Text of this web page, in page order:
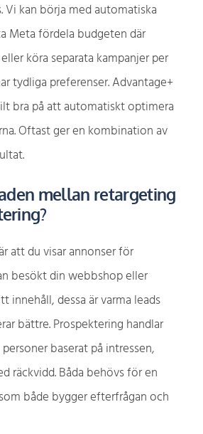
Vi kan börja med automatiska
Meta fördela budgeten där
köra separata kampanjer per
tydliga preferenser. Advantage+
bra på att automatiskt optimera
Oftast ger en kombination av
mellan retargeting
att du visar annonser för
besökt din webbshop eller
innehåll, dessa är varma leads
bättre. Prospektering handlar
baserat på intressen,
räckvidd. Båda behövs för en
både bygger efterfrågan och